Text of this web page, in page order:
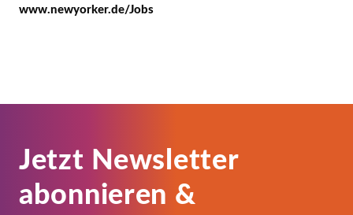
www.newyorker.de/Jobs
Jetzt Newsletter
abonnieren &